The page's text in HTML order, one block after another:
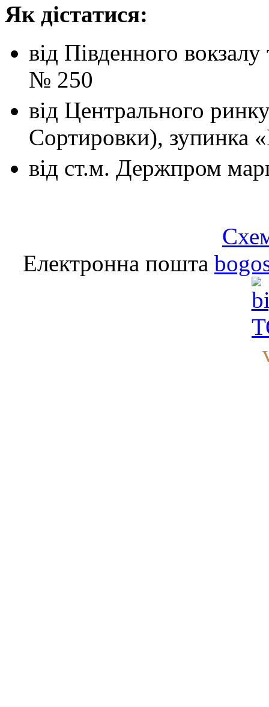
Як дістатися:
від Південного вокзалу
№ 250
від Центрального
Сортировки), зупинка
від ст.м. Держпром
Електронна пошта